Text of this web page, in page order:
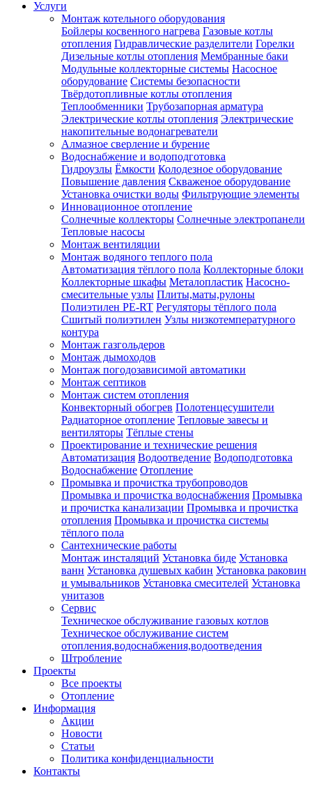
Услуги
Монтаж котельного оборудования
Бойлеры косвенного нагрева Газовые котлы
отопления Гидравлические разделители Горелки
Дизельные котлы отопления Мембранные баки
Модульные коллекторные системы Насосное
оборудование Системы безопасности
Твёрдотопливные котлы отопления
Теплообменники Трубозапорная арматура
Электрические котлы отопления Электрические
накопительные водонагреватели
Алмазное сверление и бурение
Водоснабжение и водоподготовка
Гидроузлы Ёмкости Колодезное оборудование
Повышение давления Скваженое оборудование
Установка очистки воды Фильтрующие элементы
Инновационное отопление
Солнечные коллекторы Солнечные электропанели
Тепловые насосы
Монтаж вентиляции
Монтаж водяного теплого пола
Автоматизация тёплого пола Коллекторные блоки
Коллекторные шкафы Металопластик Насосно-
смесительные узлы Плиты,маты,рулоны
Полиэтилен PE-RT Регуляторы тёплого пола
Сшитый полиэтилен Узлы низкотемпературного
контура
Монтаж газгольдеров
Монтаж дымоходов
Монтаж погодозависимой автоматики
Монтаж септиков
Монтаж систем отопления
Конвекторный обогрев Полотенцесушители
Радиаторное отопление Тепловые завесы и
вентиляторы Тёплые стены
Проектирование и технические решения
Автоматизация Водоотведение Водоподготовка
Водоснабжение Отопление
Промывка и прочистка трубопроводов
Промывка и прочистка водоснабжения Промывка
и прочистка канализации Промывка и прочистка
отопления Промывка и прочистка системы
тёплого пола
Сантехнические работы
Монтаж инсталяций Установка биде Установка
ванн Установка душевых кабин Установка раковин
и умывальников Установка смесителей Установка
унитазов
Сервис
Техническое обслуживание газовых котлов
Техническое обслуживание систем
отопления,водоснабжения,водоотведения
Штробление
Проекты
Все проекты
Отопление
Информация
Акции
Новости
Статьи
Политика конфиденциальности
Контакты